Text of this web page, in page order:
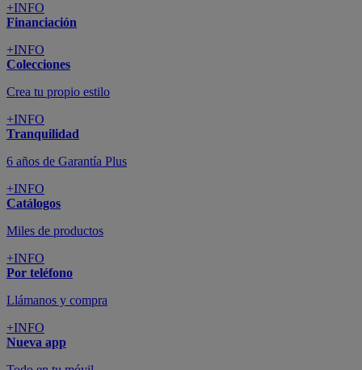
+INFO
Financiación
+INFO
Colecciones
Crea tu propio estilo
+INFO
Tranquilidad
6 años de Garantía Plus
+INFO
Catálogos
Miles de productos
+INFO
Por teléfono
Llámanos y compra
+INFO
Nueva app